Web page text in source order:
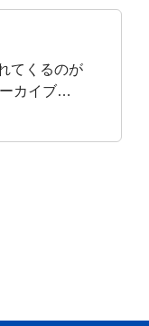
です。どう
てくるのが
カイブを
ぁそうい
サロン最